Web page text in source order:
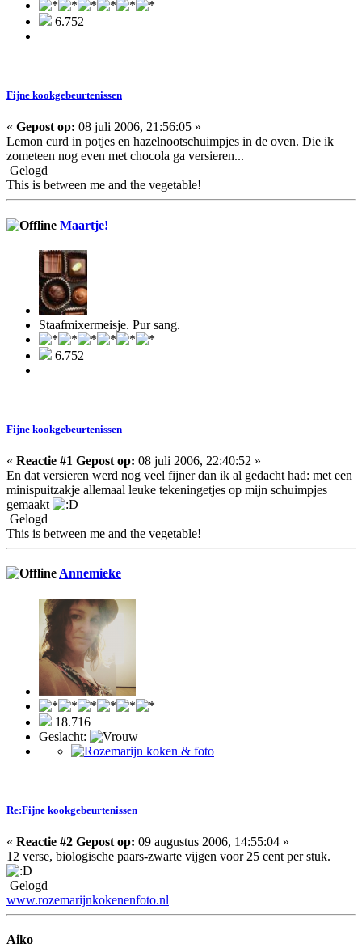
6.752
Fijne kookgebeurtenissen
« Gepost op: 08 juli 2006, 21:56:05 »
Lemon curd in potjes en hazelnootschuimpjes in de oven. Die ik
zometeen nog even met chocola ga versieren...
Gelogd
This is between me and the vegetable!
Maartje!
Staafmixermeisje. Pur sang.
6.752
Fijne kookgebeurtenissen
« Reactie #1 Gepost op: 08 juli 2006, 22:40:52 »
En dat versieren werd nog veel fijner dan ik al gedacht had: met een
minispuitzakje allemaal leuke tekeningetjes op mijn schuimpjes
gemaakt
Gelogd
This is between me and the vegetable!
Annemieke
18.716
Geslacht:
Re:Fijne kookgebeurtenissen
« Reactie #2 Gepost op: 09 augustus 2006, 14:55:04 »
12 verse, biologische paars-zwarte vijgen voor 25 cent per stuk.
Gelogd
www.rozemarijnkokenenfoto.nl
Aiko